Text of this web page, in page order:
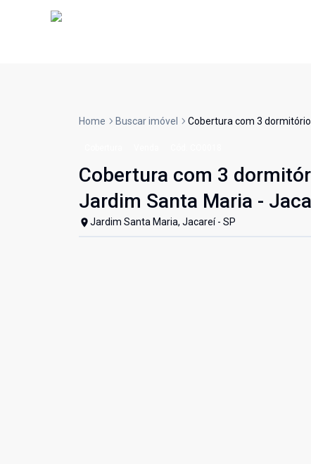
Home Buscar imóvel Cobertura com 3
Cobertura com 3
Jardim Santa Maria -
Jardim Santa Maria, Jacareí - SP